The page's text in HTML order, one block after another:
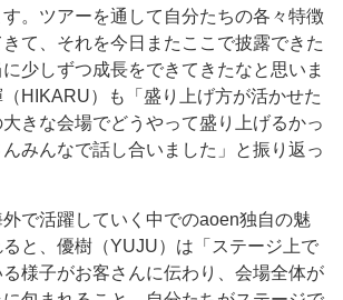
。ツアーを通して自分たちの各々特徴
て、それを今日またここで披露できた
少しずつ成長をできてきたなと思いま
HIKARU）も「盛り上げ方が活かせた
きな会場でどうやって盛り上げるかっ
みんなで話し合いました」と振り返っ
で活躍していく中でのaoen独自の魅
と、優樹（YUJU）は「ステージ上で
様子がお客さんに伝わり、会場全体が